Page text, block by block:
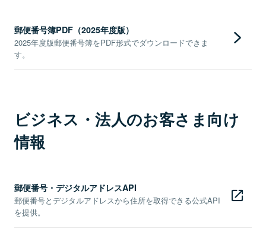
郵便番号簿PDF（2025年度版）
2025年度版郵便番号簿をPDF形式でダウンロードできま
す。
ビジネス・法人のお客さま向け
情報
郵便番号・デジタルアドレスAPI
郵便番号とデジタルアドレスから住所を取得できる公式API
を提供。